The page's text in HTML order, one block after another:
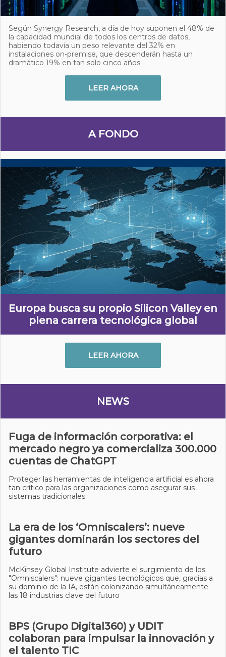
Según Synergy Research, a día de hoy suponen el 48% de
la capacidad mundial de todos los centros de datos,
habiendo todavía un peso relevante del 32% en
instalaciones on-premise, que descenderán hasta un
dramático 19% en tan solo cinco años
LEER AHORA
A FONDO
Europa busca su propio Silicon Valley en
plena carrera tecnológica global
LEER AHORA
NEWS
Fuga de información corporativa: el
mercado negro ya comercializa 300.000
cuentas de ChatGPT
Proteger las herramientas de inteligencia artificial es ahora
tan crítico para las organizaciones como asegurar sus
sistemas tradicionales
La era de los ‘Omniscalers’: nueve
gigantes dominarán los sectores del
futuro
McKinsey Global Institute advierte el surgimiento de los
"Omniscalers": nueve gigantes tecnológicos que, gracias a
su dominio de la IA, están colonizando simultáneamente
las 18 industrias clave del futuro
BPS (Grupo Digital360) y UDIT
colaboran para impulsar la innovación y
el talento TIC